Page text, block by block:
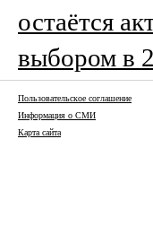
остаётся
выбором в
Пользовательское соглашение
Информация о СМИ
Карта сайта